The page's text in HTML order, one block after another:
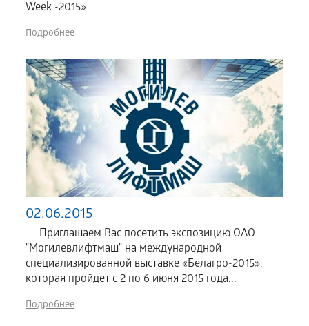
Week -2015»
Подробнее
02.06.2015
Приглашаем Вас посетить экспозицию ОАО
"Могилевлифтмаш" на международной
специализированной выставке «Белагро-2015»,
которая пройдет с 2 по 6 июня 2015 года...
Подробнее